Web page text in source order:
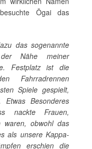
Ōgai das
das sogenannte
Nähe meiner
Festplatz ist die
Fahrradrennen
Spiele gespielt,
Besonderes
nackte Frauen,
waren, obwohl das
als unsere Kappa-
erschien die